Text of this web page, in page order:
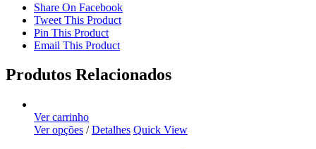
Share On Facebook
Tweet This Product
Pin This Product
Email This Product
Produtos Relacionados
Ver carrinho
Ver opções / Detalhes Quick View